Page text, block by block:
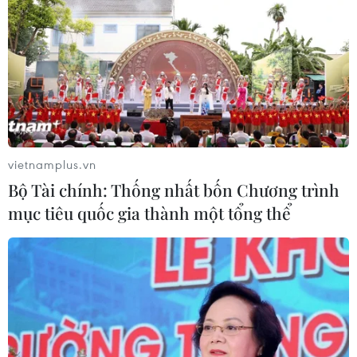
06/08/2026 04:37
Cảnh báo lũ quét, sạt lở đất ở 8 tỉnh
khu vực Bắc Bộ và Thanh Hóa
06/08/2026 03:47
CƠ QUAN CHỦ QUẢN: THÔNG TẤN XÃ VIỆT NAM
Tổng Biên tập: TRẦN TIẾN DUẨN
Phó Tổng Biên tập: NGUYỄN THỊ TÁM, KHÚC THANH
vietnamplus.vn
Bộ Tài chính: Thống nhất bốn Chương trình
mục tiêu quốc gia thành một tổng thể